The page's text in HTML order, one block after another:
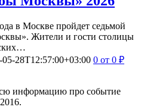
в Москве пройдет седьмой
Жители и гости столицы
05-28T12:57:00+03:00 0 от 0 ₽
информацию про событие